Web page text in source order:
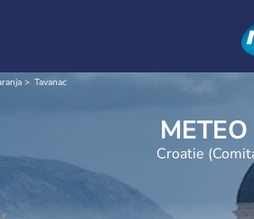
Tavanac
Croatie